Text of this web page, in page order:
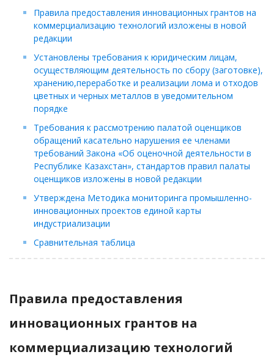
Интернет и право
Корпоративные отношения
Государственные закупки
Заключение, изменение и расторжение договоров
Налоги и налогообложение
Новости сервиса
Архив
Правила предоставления инновационных грантов на
коммерциализацию технологий изложены в новой
редакции
Установлены требования к юридическим лицам,
осуществляющим деятельность по сбору (заготовке),
хранению,переработке и реализации лома и отходов
цветных и черных металлов в уведомительном
порядке
Требования к рассмотрению палатой оценщиков
обращений касательно нарушения ее членами
требований Закона «Об оценочной деятельности в
Республике Казахстан», стандартов правил палаты
оценщиков изложены в новой редакции
Утверждена Методика мониторинга промышленно-
инновационных проектов единой карты
индустриализации
Сравнительная таблица
Правила предоставления
инновационных грантов на
коммерциализацию технологий